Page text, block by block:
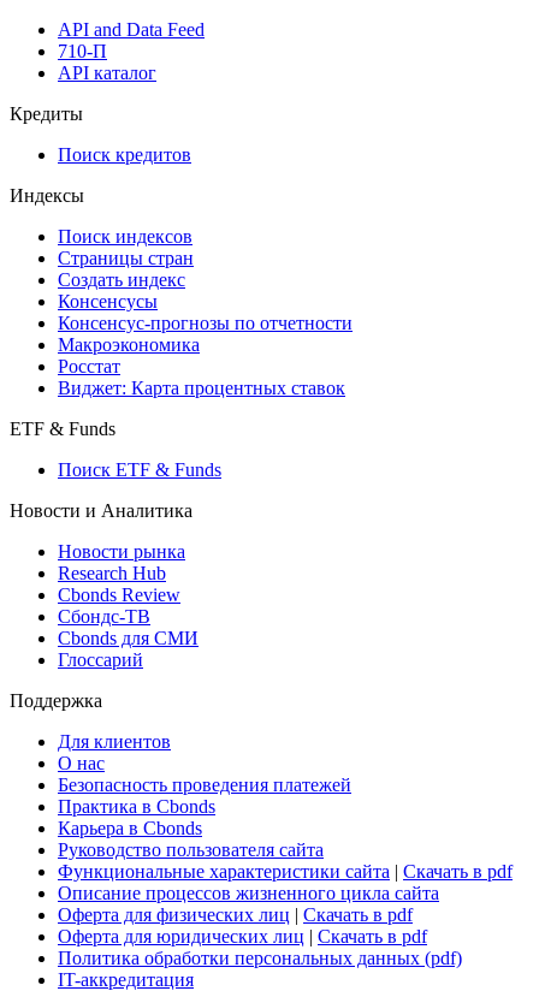
API and Data Feed
710-П
API каталог
Кредиты
Поиск кредитов
Индексы
Поиск индексов
Страницы стран
Создать индекс
Консенсусы
Консенсус-прогнозы по отчетности
Макроэкономика
Росстат
Виджет: Карта процентных ставок
ETF & Funds
Поиск ETF & Funds
Новости и Аналитика
Новости рынка
Research Hub
Cbonds Review
Сбондс-ТВ
Cbonds для СМИ
Глоссарий
Поддержка
Для клиентов
О нас
Безопасность проведения платежей
Практика в Cbonds
Карьера в Cbonds
Руководство пользователя сайта
Функциональные характеристики сайта | Скачать в pdf
Описание процессов жизненного цикла сайта
Оферта для физических лиц | Скачать в pdf
Оферта для юридических лиц | Скачать в pdf
Политика обработки персональных данных (pdf)
IT-аккредитация